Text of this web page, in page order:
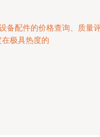
备配件的价格查询、质量
极具热度的